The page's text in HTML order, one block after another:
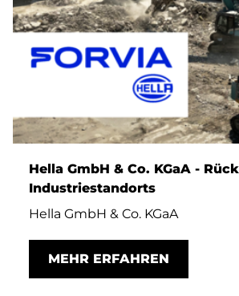
Hella GmbH & Co. KGaA -
Industriestandorts
Hella GmbH & Co. KGaA
MEHR ERFAHREN